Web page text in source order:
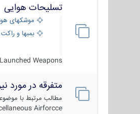
تسلیحات هوایی
موشکهای
بمبها و
Weapons
متفرقه در مورد
مطالب مرتبط با
Airforcce